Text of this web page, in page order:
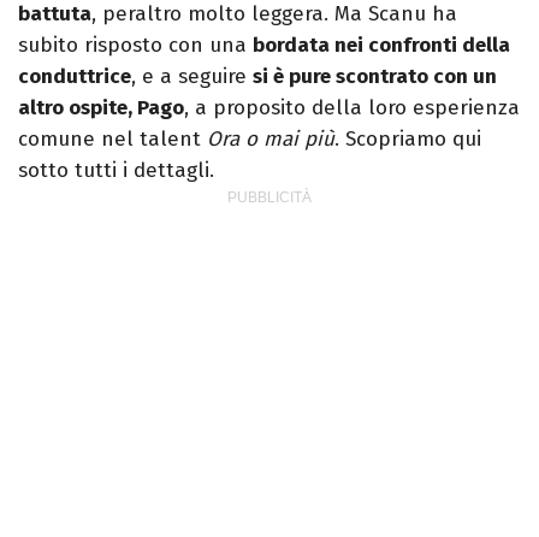
battuta, peraltro molto leggera. Ma Scanu ha
subito risposto con una bordata nei confronti della
conduttrice, e a seguire si è pure scontrato con un
altro ospite, Pago, a proposito della loro esperienza
comune nel talent Ora o mai più. Scopriamo qui
sotto tutti i dettagli.